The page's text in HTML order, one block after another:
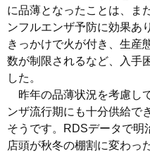
に品薄となったことは、ま
ンフルエンザ予防に効果あ
きっかけで火が付き、生産
数が制限されるなど、入手
した。
昨年の品薄状況を考慮し
ンザ流行期にも十分供給で
そうです。RDSデータで明
店頭が秋冬の棚割に変わっ